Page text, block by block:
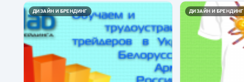
ДИЗАЙН И БРЕНДИНГ ДИЗАЙН И БРЕНДИНГ